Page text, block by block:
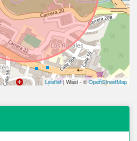
Leaflet| Wasi - ©OpenStreetMap